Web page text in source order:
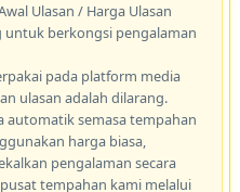
Ulasan / Harga Ulasan
untuk berkongsi pengalaman
pada platform media
ulasan adalah dilarang.
automatik semasa tempahan
harga biasa,
pengalaman secara
tempahan kami melalui